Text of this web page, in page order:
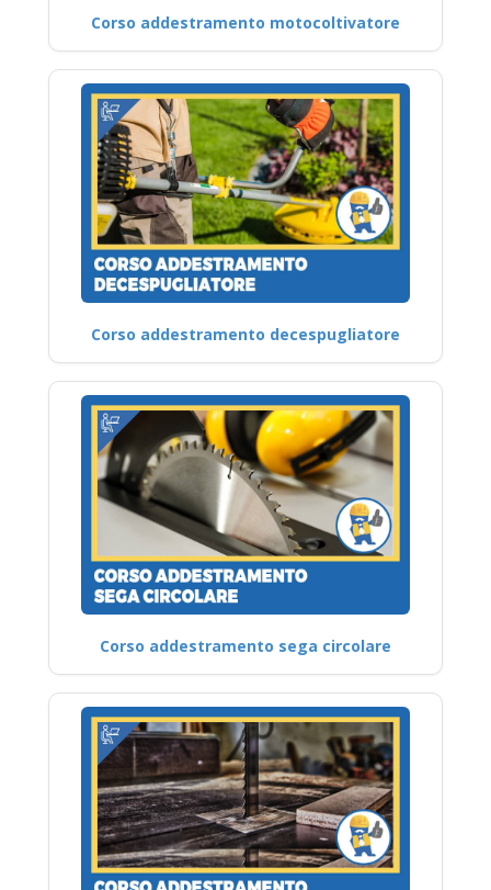
Corso addestramento motocoltivatore
Corso addestramento decespugliatore
Corso addestramento sega circolare